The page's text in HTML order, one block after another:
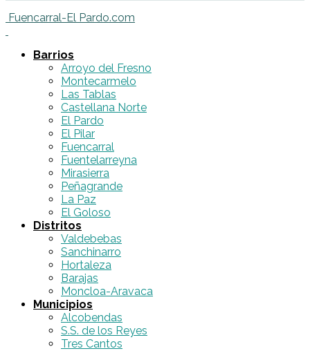
Fuencarral-El Pardo.com
Barrios
Arroyo del Fresno
Montecarmelo
Las Tablas
Castellana Norte
El Pardo
El Pilar
Fuencarral
Fuentelarreyna
Mirasierra
Peñagrande
La Paz
El Goloso
Distritos
Valdebebas
Sanchinarro
Hortaleza
Barajas
Moncloa-Aravaca
Municipios
Alcobendas
S.S. de los Reyes
Tres Cantos